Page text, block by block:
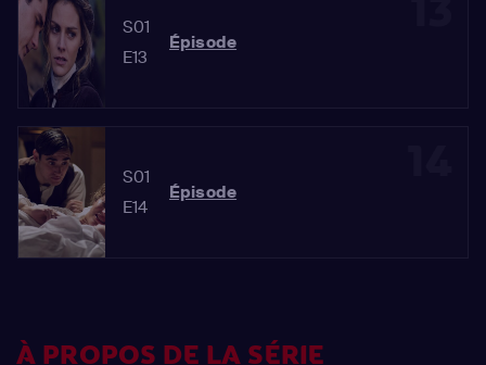
S01
E13
Épisode
S01
E14
Épisode
À PROPOS DE LA SÉRIE